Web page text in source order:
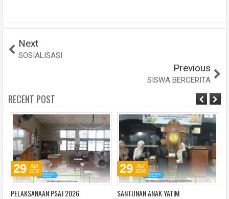
Next
SOSIALISASI
Previous
SISWA BERCERITA
RECENT POST
29 Apr
2026
PELAKSANAAN PSAJ 2026
29 Apr
2026
SANTUNAN ANAK YATIM